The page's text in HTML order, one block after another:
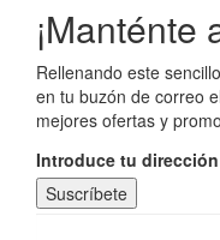
¡Manténte
Rellenando este
en tu buzón de correo
mejores ofertas y
Introduce tu